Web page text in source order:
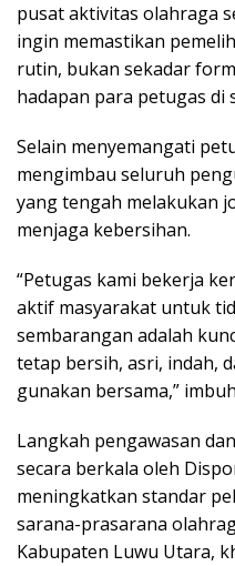
pusat aktivitas olahraga
ingin memastikan
rutin, bukan sekadar
hadapan para petugas di
Selain menyemangati
mengimbau seluruh
yang tengah melakukan
menjaga kebersihan.
“Petugas kami bekerja
aktif masyarakat untuk
sembarangan adalah
tetap bersih, asri, indah,
gunakan bersama,”
Langkah pengawasan
secara berkala oleh
meningkatkan standar
sarana-prasarana
Kabupaten Luwu Utara,